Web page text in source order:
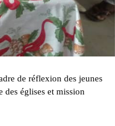
de réflexion des jeunes
des églises et mission